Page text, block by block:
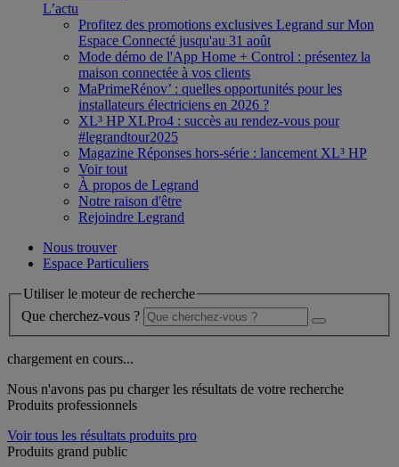
L’actu
Profitez des promotions exclusives Legrand sur Mon
Espace Connecté jusqu'au 31 août
Mode démo de l'App Home + Control : présentez la
maison connectée à vos clients
MaPrimeRénov’ : quelles opportunités pour les
installateurs électriciens en 2026 ?
XL³ HP XLPro4 : succès au rendez-vous pour
#legrandtour2025
Magazine Réponses hors-série : lancement XL³ HP
Voir tout
À propos de Legrand
Notre raison d'être
Rejoindre Legrand
Nous trouver
Espace Particuliers
Utiliser le moteur de recherche
Que cherchez-vous ?
chargement en cours...
Nous n'avons pas pu charger les résultats de votre recherche
Produits professionnels
Voir tous les résultats produits pro
Produits grand public